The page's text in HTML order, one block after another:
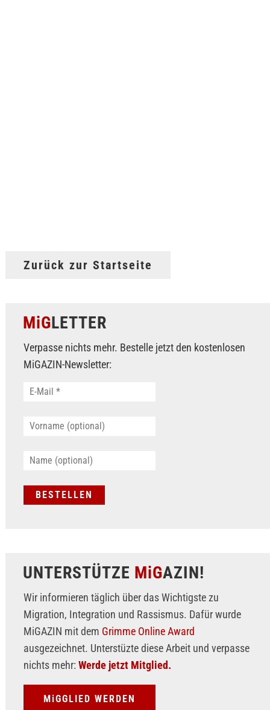
Zurück zur Startseite
MiGLETTER
Verpasse nichts mehr. Bestelle jetzt den kostenlosen
MiGAZIN-Newsletter:
UNTERSTÜTZE MiGAZIN!
Wir informieren täglich über das Wichtigste zu
Migration, Integration und Rassismus. Dafür wurde
MiGAZIN mit dem Grimme Online Award
ausgezeichnet. Unterstüzte diese Arbeit und verpasse
nichts mehr: Werde jetzt Mitglied.
MiGGLIED WERDEN